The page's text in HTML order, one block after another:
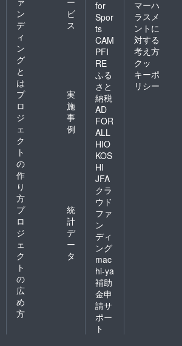
ン
デ
ィ
ン
グ
と
は
ビ
ス
プ
ロ
ジ
ェ
ク
ト
の
作
り
方
実
施
事
例
プ
ロ
ジ
ェ
ク
ト
の
広
め
方
統
計
デ
ー
タ
for
Spor
ts
CAM
PFI
RE
ふる
さと
納税
AD
FOR
ALL
HIO
KOS
HI
JFA
クラ
ウド
ファ
ン
ディ
ング
mac
hi-ya
補助
金申
請サ
ポー
ト
マーハ
ラスメ
ントに
対する
考え方
クッ
キーポ
リシー